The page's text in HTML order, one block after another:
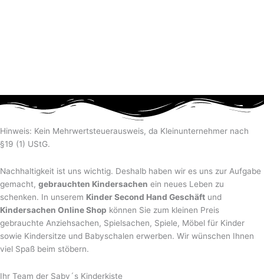
Hinweis: Kein Mehrwertsteuerausweis, da Kleinunternehmer nach
§19 (1) UStG.
Nachhaltigkeit ist uns wichtig. Deshalb haben wir es uns zur Aufgabe
gemacht, gebrauchten Kindersachen ein neues Leben zu
schenken. In unserem Kinder Second Hand Geschäft und
Kindersachen Online Shop können Sie zum kleinen Preis
gebrauchte Anziehsachen, Spiel­sachen, Spiele, Möbel für Kinder
sowie Kindersitze und Babyschalen erwerben. Wir wünschen Ihnen
viel Spaß beim stöbern.
Ihr Team der Saby´s Kinderkiste